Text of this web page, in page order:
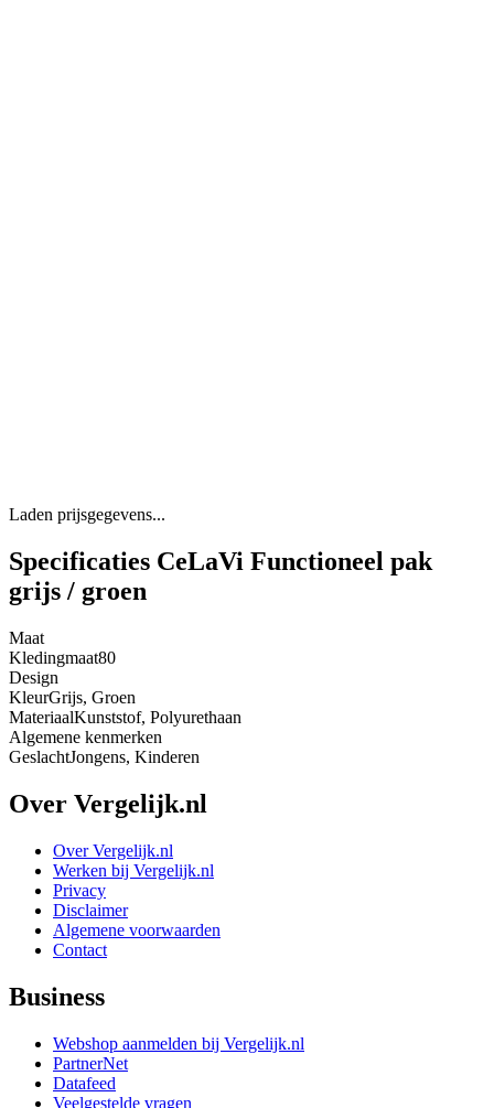
Laden prijsgegevens...
Specificaties CeLaVi Functioneel pak
grijs / groen
Maat
Kledingmaat80
Design
KleurGrijs, Groen
MateriaalKunststof, Polyurethaan
Algemene kenmerken
GeslachtJongens, Kinderen
Over Vergelijk.nl
Over Vergelijk.nl
Werken bij Vergelijk.nl
Privacy
Disclaimer
Algemene voorwaarden
Contact
Business
Webshop aanmelden bij Vergelijk.nl
PartnerNet
Datafeed
Veelgestelde vragen